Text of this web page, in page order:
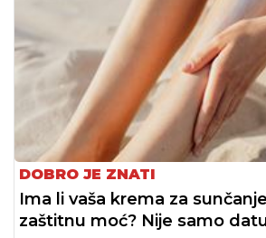
DOBRO JE ZNATI
Ima li vaša krema za
zaštitnu moć? Nije samo